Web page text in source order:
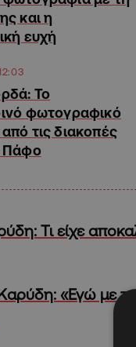
και η
ευχή
Το
φωτογραφικό
τις διακοπές
Πάφο
Τι είχε
«Εγώ με